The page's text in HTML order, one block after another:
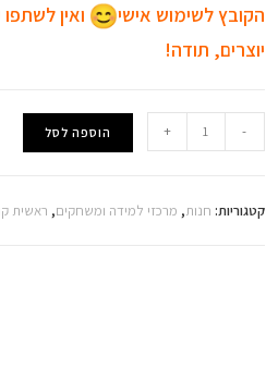
הקובץ לשימוש אישי
ואין
יוצרים, תודה!
של
זיכרון
-
+ הוספה לסל
קטגוריות: חנות, מרכזי למידה ומשחקים, ראשית